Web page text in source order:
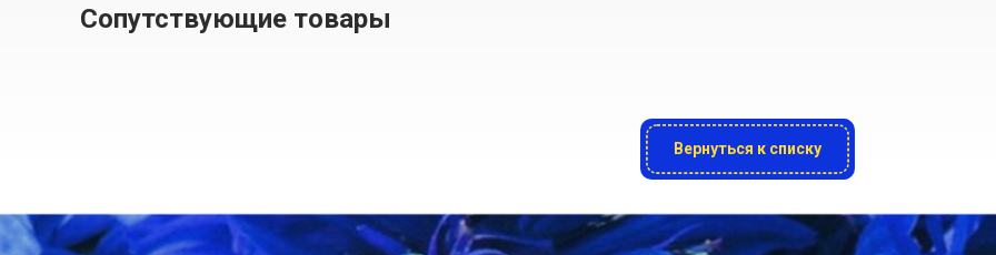
Сопутствующие товары
Вернуться к списку